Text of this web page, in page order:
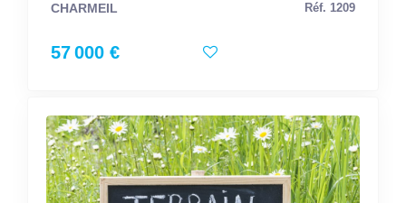
CHARMEIL Réf. 1209
57 000 €